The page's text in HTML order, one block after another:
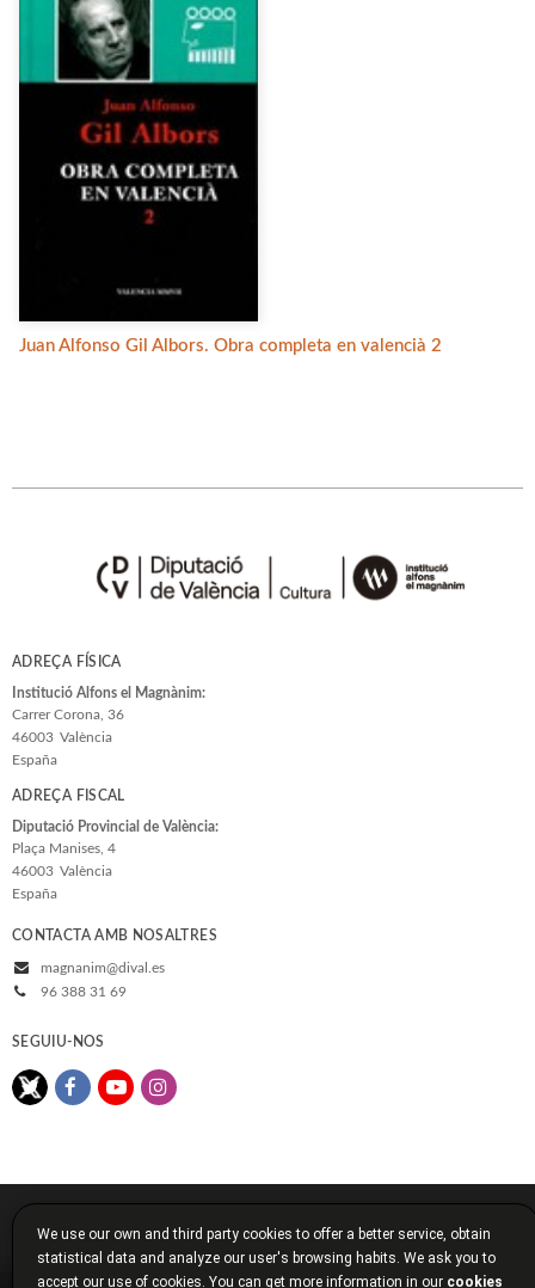
Juan Alfonso Gil Albors. Obra completa en valencià 2
ADREÇA FÍSICA
Institució Alfons el Magnànim:
Carrer Corona, 36
46003 València
España
ADREÇA FISCAL
Diputació Provincial de València:
Plaça Manises, 4
46003 València
España
CONTACTA AMB NOSALTRES
magnanim@dival.es
96 388 31 69
SEGUIU-NOS
Avís legal Política de cookies
Política de privacitat
Condicions de compra
Diputació de València
We use our own and third party cookies to offer a better service, obtain
statistical data and analyze our user's browsing habits. We ask you to
accept our use of cookies. You can get more information in our cookies